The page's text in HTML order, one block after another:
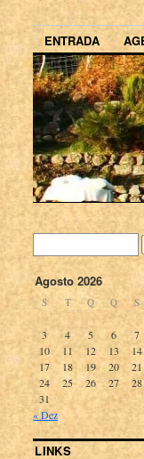
ENTRADA
Agosto 2026
S T Q Q S
3
4 5 6 7
10
11 12 13 14
17
18 19 20 21
24
25 26 27 28
31
« Dez
LINKS